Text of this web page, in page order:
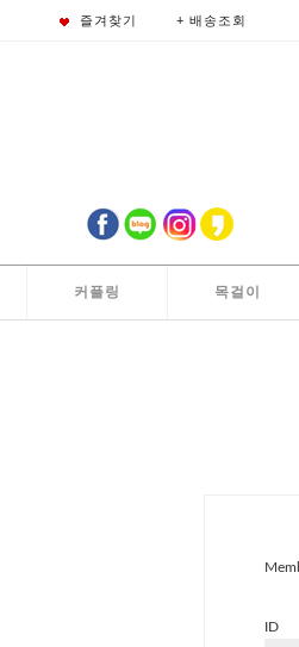
즐겨찾기 + 배송조회
커플링 목걸이
ID